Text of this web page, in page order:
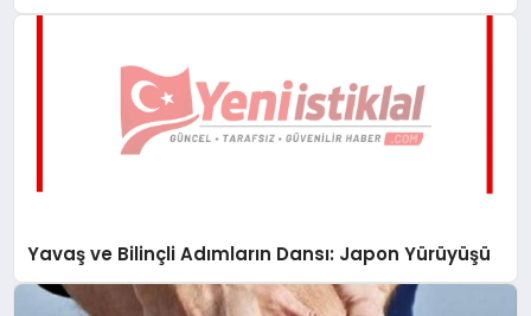
Yavaş ve Bilinçli Adımların Dansı: Japon Yürüyüşü